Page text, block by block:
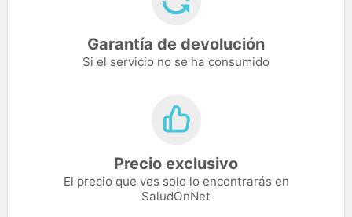
Garantía de devolución
Si el servicio no se ha consumido
Precio exclusivo
El precio que ves solo lo encontrarás en
SaludOnNet